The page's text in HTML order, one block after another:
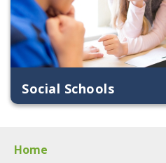
Social Schools
Home